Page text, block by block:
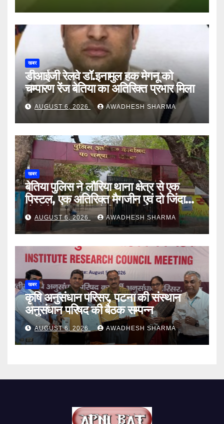
खबर
डीआईजी रेलवे डॉ.इनामुल हक मेगनू को
चम्पारण रेंज बेतिया का अतिरिक्त प्रभार मिला
AUGUST 6, 2026 AWADHESH SHARMA
खबर
बेतिया पुलिस ने लौरिया थाना क्षेत्र से एक
पिस्टल, एक अतिरिक्त मैगजीन एवं दो जिंदा
गोली के साथ एक को गिरफ्तार दिया
AUGUST 6, 2026 AWADHESH SHARMA
खबर
कृषि अनुसंधान परिसर, पटना की संस्थान
अनुसंधान परिषद की बैठक सम्पन्न
AUGUST 6, 2026 AWADHESH SHARMA